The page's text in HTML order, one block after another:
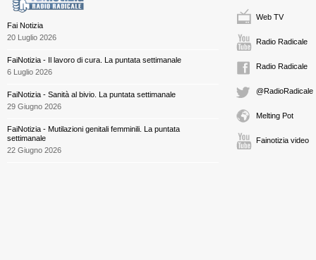
Fai Notizia
20 Luglio 2026
FaiNotizia - Il lavoro di cura. La puntata settimanale
6 Luglio 2026
FaiNotizia - Sanità al bivio. La puntata settimanale
29 Giugno 2026
FaiNotizia - Mutilazioni genitali femminili. La puntata
settimanale
22 Giugno 2026
Web TV
Radio Radicale
Radio Radicale
@RadioRadicale
Melting Pot
Fainotizia video